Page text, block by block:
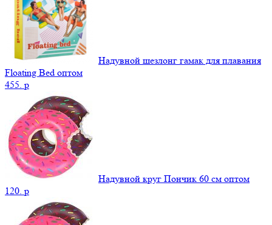
Надувной шезлонг гамак для плавания
Floating Bed оптом
455. p
Надувной круг Пончик 60 см оптом
120. p